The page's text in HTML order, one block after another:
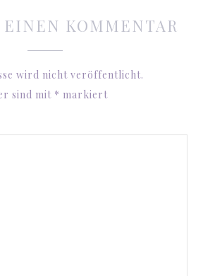
EINEN KOMMENTAR
wird nicht veröffentlicht.
sind mit * markiert